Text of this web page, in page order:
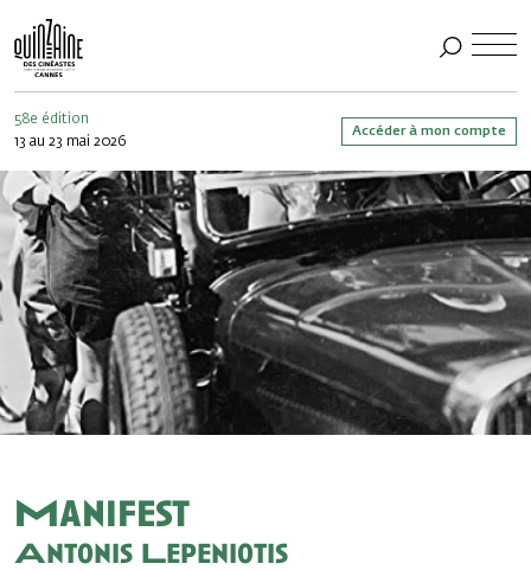
58e édition
13 au 23 mai 2026
Accéder à mon compte
Manifest
Antonis Lepeniotis